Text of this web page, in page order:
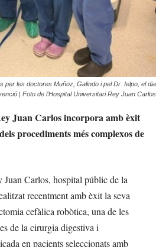
per les doctores Muñoz, Galindo i pel Dr. Ielpo, el dia
| Foto de l’Hospital Universitari Rey Juan Carlos
Juan Carlos incorpora amb èxit
procediments més complexos de
Carlos, hospital públic de la
recentment amb èxit la seva
cefàlica robòtica, una de les
de la cirurgia digestiva i
en pacients seleccionats amb